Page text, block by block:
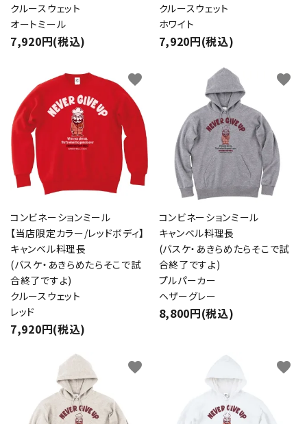
クルースウェット
オートミール
7,920円(税込)
クルースウェット
ホワイト
7,920円(税込)
コンビネーションミール
【当店限定カラー/レッドボディ】
キャンベル料理長
(バスケ・あきらめたらそこで試
合終了ですよ)
クルースウェット
レッド
7,920円(税込)
favorite
コンビネーションミール
キャンベル料理長
(バスケ・あきらめたらそこで試
合終了ですよ)
プルパーカー
ヘザーグレー
8,800円(税込)
favorite
favorite favorite
キーワード
close